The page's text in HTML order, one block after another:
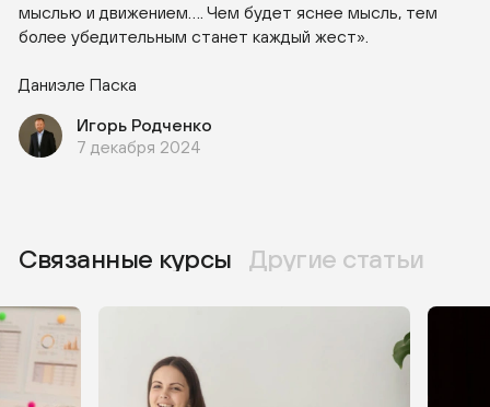
мыслью и движением…. Чем будет яснее мысль, тем
более убедительным станет каждый жест».
Даниэле Паска
Игорь Родченко
7 декабря 2024
Связанные курсы Другие статьи